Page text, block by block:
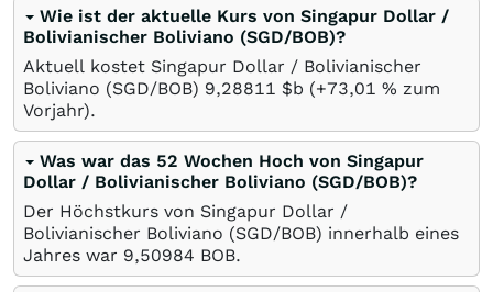
Wie ist der aktuelle Kurs von Singapur Dollar /
Bolivianischer Boliviano (SGD/BOB)?
Aktuell kostet Singapur Dollar / Bolivianischer
Boliviano (SGD/BOB) 9,28811 $b (+73,01 % zum
Vorjahr).
Was war das 52 Wochen Hoch von Singapur
Dollar / Bolivianischer Boliviano (SGD/BOB)?
Der Höchstkurs von Singapur Dollar /
Bolivianischer Boliviano (SGD/BOB) innerhalb eines
Jahres war 9,50984 BOB.